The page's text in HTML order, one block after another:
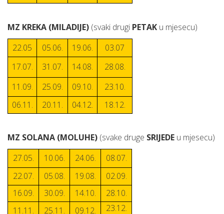
MZ KREKA (MILADIJE) (svaki drugi PETAK u mjesecu)
22.05
05.06. 19.06.
03.07
17.07.
31.07. 14.08.
28.08.
11.09.
25.09. 09.10.
23.10.
06.11.
20.11. 04.12. 18.12.
MZ SOLANA (MOLUHE) (svake druge SRIJEDE u mjesecu)
27.05.
10.06. 24.06.
08.07.
22.07.
05.08. 19.08.
02.09.
16.09.
30.09. 14.10.
28.10.
11.11.
25.11. 09.12. 23.12.